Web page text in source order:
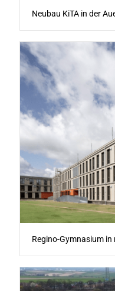
Neubau KiTA in der
Regino-Gymnasium